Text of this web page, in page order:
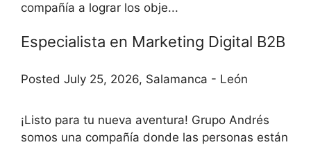
compañía a lograr los obje...
Especialista en Marketing Digital B2B
Posted July 25, 2026, Salamanca - León
¡Listo para tu nueva aventura! Grupo Andrés
somos una compañía donde las personas están